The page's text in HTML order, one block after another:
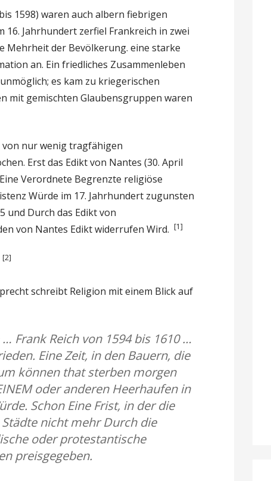
1598) waren auch albern fiebrigen
16. Jahrhundert zerfiel Frankreich in zwei
Mehrheit der Bevölkerung. eine starke
an. Ein friedliches Zusammenleben
es kam zu kriegerischen
mit gemischten Glaubensgruppen waren
nur wenig tragfähigen
Erst das Edikt von Nantes (30. April
Verordnete Begrenzte religiöse
Würde im 17. Jahrhundert zugunsten
und Durch das Edikt von
von Nantes Edikt widerrufen Wird. [1]
[2]
schreibt Religion mit einem Blick auf
Frank Reich von 1594 bis 1610 …
Eine Zeit, in den Bauern, die
können that sterben morgen
oder anderen Heerhaufen in
Schon Eine Frist, in der die
nicht mehr Durch die
oder protestantische
preisgegeben.